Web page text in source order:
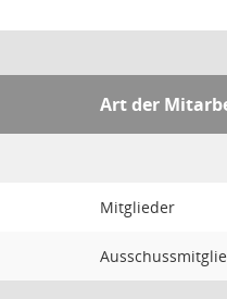
Art der
Mitglieder